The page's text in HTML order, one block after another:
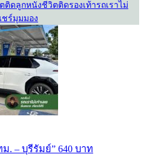
ติดลูกหนังชีวิตติดรองเท้ารถเราไม่
ชร์มุมมอง
. – บุรีรัมย์” 640 บาท